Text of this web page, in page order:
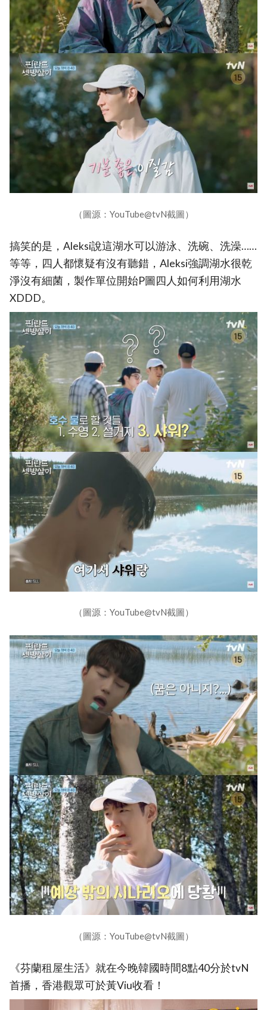
（圖源：YouTube@tvN截圖）
搞笑的是，Aleksi說這湖水可以游泳、洗碗、洗澡……
等等，四人都懷疑有沒有聽錯，Aleksi強調湖水很乾
淨沒有細菌，製作單位開始P圖四人如何利用湖水
XDDD。
（圖源：YouTube@tvN截圖）
（圖源：YouTube@tvN截圖）
《芬蘭租屋生活》就在今晚韓國時間8點40分於tvN
首播，香港觀眾可於黃Viu收看！